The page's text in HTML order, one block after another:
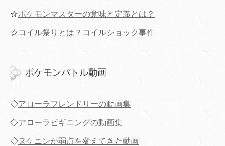
☆ポケモンマスターの意味と定義とは？
☆コイル祭りとは？コイルショック事件
ポケモンバトル動画
◇アローラフレンドリーの動画集
◇アローラビギニングの動画集
◇ヌケニンが弱点を変えてきた動画